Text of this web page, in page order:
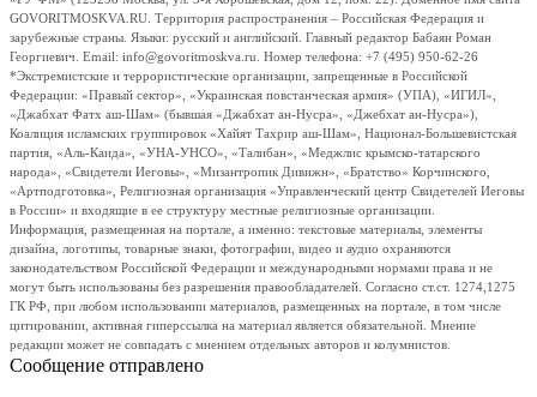
GOVORITMOSKVA.RU. Территория распространения – Российская Федерация и
зарубежные страны. Языки: русский и английский. Главный редактор Бабаян Роман
Георгиевич. Email: info@govoritmoskva.ru. Номер телефона: +7 (495) 950-62-26
*Экстремистские и террористические организации, запрещенные в Российской
Федерации: «Правый сектор», «Украинская повстанческая армия» (УПА), «ИГИЛ»,
«Джабхат Фатх аш-Шам» (бывшая «Джабхат ан-Нусра», «Джебхат ан-Нусра»),
Коалиция исламских группировок «Хайят Тахрир аш-Шам», Национал-Большевистская
партия, «Аль-Каида», «УНА-УНСО», «Талибан», «Меджлис крымско-татарского
народа», «Свидетели Иеговы», «Мизантропик Дивижн», «Братство» Корчинского,
«Артподготовка», Религиозная организация «Управленческий центр Свидетелей Иеговы
в России» и входящие в ее структуру местные религиозные организации.
Информация, размещенная на портале, а именно: текстовые материалы, элементы
дизайна, логотипы, товарные знаки, фотографии, видео и аудио охраняются
законодательством Российской Федерации и международными нормами права и не
могут быть использованы без разрешения правообладателей. Согласно ст.ст. 1274,1275
ГК РФ, при любом использовании материалов, размещенных на портале, в том числе
цитировании, активная гиперссылка на материал является обязательной. Мнение
редакции может не совпадать с мнением отдельных авторов и колумнистов.
Сообщение отправлено